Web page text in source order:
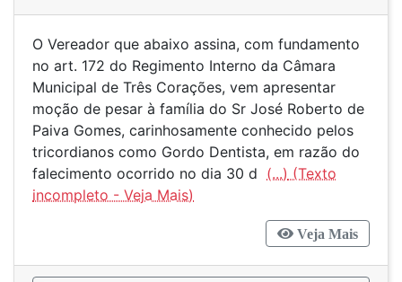
O Vereador que abaixo assina, com fundamento
no art. 172 do Regimento Interno da Câmara
Municipal de Três Corações, vem apresentar
moção de pesar à família do Sr José Roberto de
Paiva Gomes, carinhosamente conhecido pelos
tricordianos como Gordo Dentista, em razão do
falecimento ocorrido no dia 30 d (...)
Veja Mais